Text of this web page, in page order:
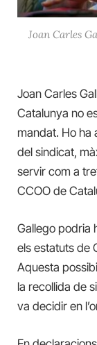
Joan Carles
Joan Carles
Catalunya no
mandat. Ho ha
del sindicat,
servir com a
CCOO de
Gallego podria
els estatuts de
Aquesta
la recollida de
va decidir en